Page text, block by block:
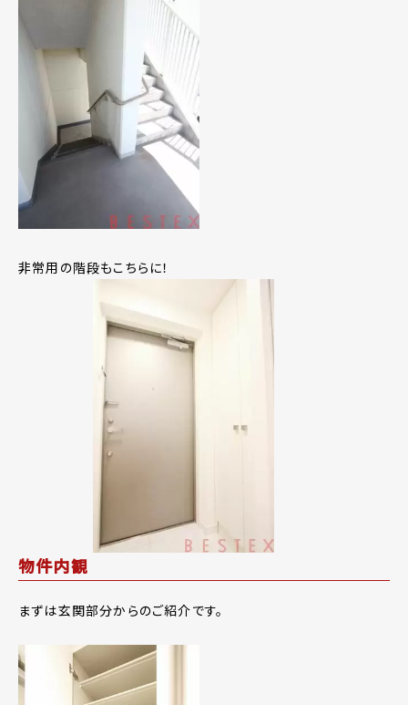
非常用の階段もこちらに！
物件内観
まずは玄関部分からのご紹介です。